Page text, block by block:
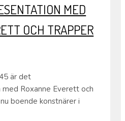
MED
OCH TRAPPER
är det
Roxanne Everett och
boende konstnärer i